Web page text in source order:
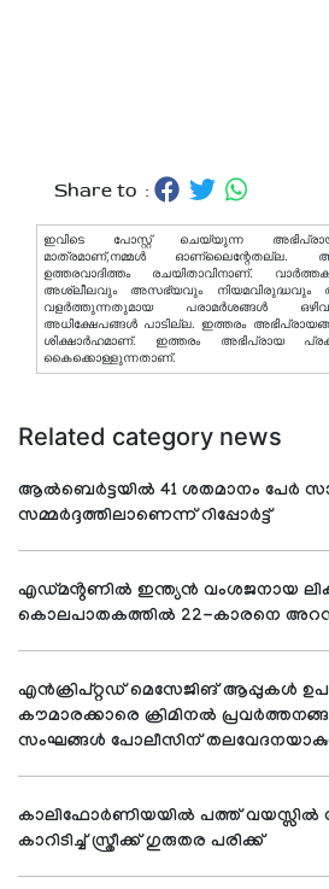
Share to :
ഇവിടെ പോസ്റ്റ് ചെയ്യുന്ന
മാത്രമാണ്,നമ്മൾ ഓണ്ലൈന്റേതല്ല.
ഉത്തരവാദിത്തം രചയിതാവിനാണ്.
അശ്ലീലവും അസഭ്യവും നിയമവിരുദ്ധവും
വളര്‍ത്തുന്നതുമായ പരാമര്‍ശങ്ങള്‍
അധിക്ഷേപങ്ങള്‍ പാടില്ല. ഇത്തരം
ശിക്ഷാര്‍ഹമാണ്. ഇത്തരം അഭിപ്രായ
കൈക്കൊള്ളുന്നതാണ്.
Related category news
ആല്‍ബെര്‍ട്ടയില്‍ 41 ശതമാനം പേര്‍
സമ്മര്‍ദ്ദത്തിലാണെന്ന് റിപ്പോര്‍ട്ട്
എഡ്മൻ്റണിൽ ഇന്ത്യൻ വംശജനായ
കൊലപാതകത്തിൽ 22-കാരനെ
എൻക്രിപ്റ്റഡ് മെസേജിങ് ആപ്പുകൾ
കൗമാരക്കാരെ ക്രിമിനൽ
സംഘങ്ങൾ പോലീസിന്
കാലിഫോർണിയയിൽ പത്ത് വയസ്സിൽ
കാറിടിച്ച് സ്ത്രീക്ക് ഗുരുതര പരിക്ക്